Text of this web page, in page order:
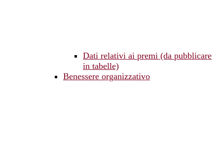
Dati relativi ai premi (da pubblicare
in tabelle)
Benessere organizzativo